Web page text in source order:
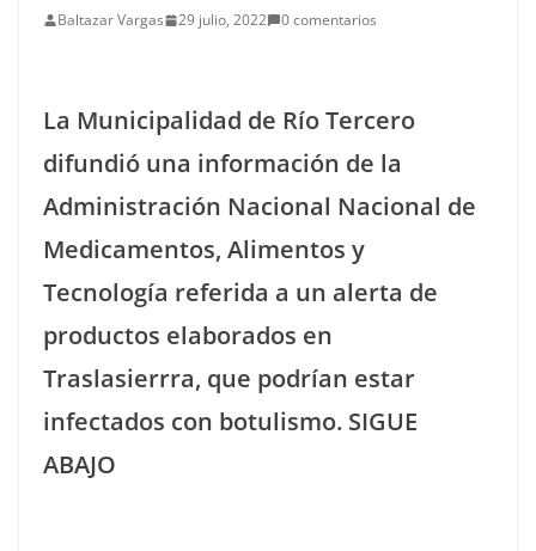
Baltazar Vargas 29 julio, 2022 0 comentarios
La Municipalidad de Río Tercero
difundió una información de la
Administración Nacional Nacional de
Medicamentos, Alimentos y
Tecnología referida a un alerta de
productos elaborados en
Traslasierrra, que podrían estar
infectados con botulismo. SIGUE
ABAJO